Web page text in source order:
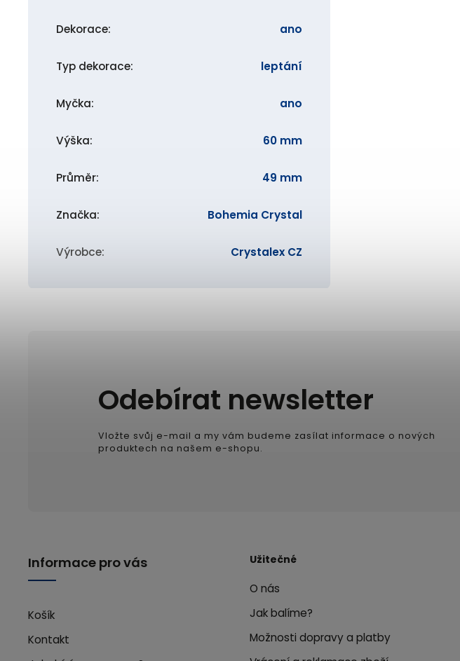
Dekorace: ano
Typ dekorace: leptání
Myčka: ano
Výška: 60 mm
Průměr: 49 mm
Značka: Bohemia Crystal
Výrobce: Crystalex CZ
Odebírat newsletter
Vložte svůj e-mail a my vám budeme zasílat informace o nových
produktech na našem e-shopu.
Informace pro vás
Košík
Kontakt
Užitečné
O nás
Jak balíme?
Možnosti dopravy a platby